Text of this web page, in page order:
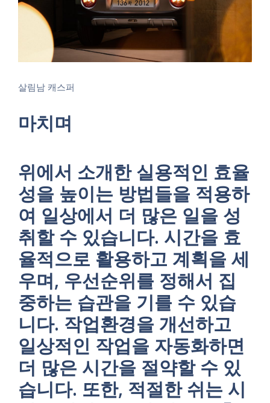
살림남 캐스퍼
마치며
위에서 소개한 실용적인 효율
성을 높이는 방법들을 적용하
여 일상에서 더 많은 일을 성
취할 수 있습니다. 시간을 효
율적으로 활용하고 계획을 세
우며, 우선순위를 정해서 집
중하는 습관을 기를 수 있습
니다. 작업환경을 개선하고
일상적인 작업을 자동화하면
더 많은 시간을 절약할 수 있
습니다. 또한, 적절한 쉬는 시